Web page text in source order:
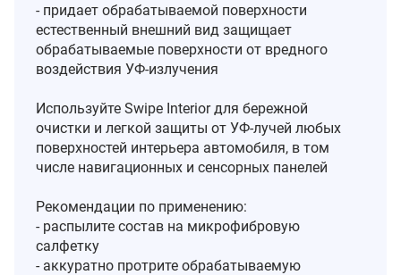
- придает обрабатываемой поверхности
естественный внешний вид защищает
обрабатываемые поверхности от вредного
воздействия УФ-излучения
Используйте Swipe Interior для бережной
очистки и легкой защиты от УФ-лучей любых
поверхностей интерьера автомобиля, в том
числе навигационных и сенсорных панелей
Рекомендации по применению:
- распылите состав на микрофибровую
салфетку
- аккуратно протрите обрабатываемую